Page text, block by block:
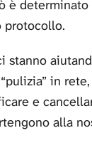
è
protocollo.
stanno
in
e
alla